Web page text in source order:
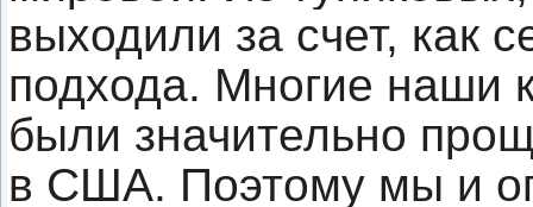
выходили за счет, как
подхода. Многие наши
были значительно
в США. Поэтому мы и